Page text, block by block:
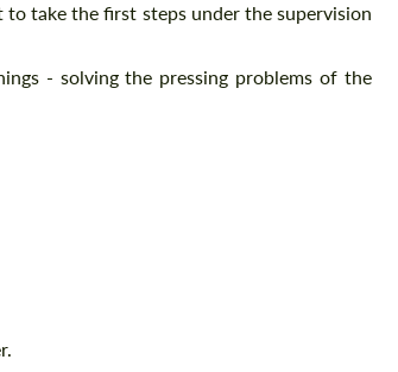
take the first steps under the supervision
- solving the pressing problems of the